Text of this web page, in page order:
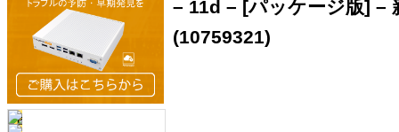
– 11d – [パッケージ版] –
(10759321)